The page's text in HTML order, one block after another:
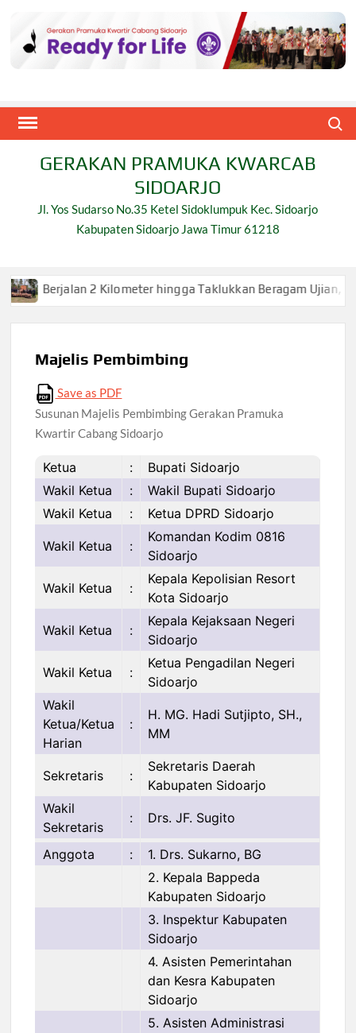
content
GERAKAN PRAMUKA KWARCAB
SIDOARJO
Jl. Yos Sudarso No.35 Ketel Sidoklumpuk Kec. Sidoarjo
Kabupaten Sidoarjo Jawa Timur 61218
2 Kilometer hingga Taklukkan Beragam Ujian, Inilah
Majelis Pembimbing
Save as PDF
Susunan Majelis Pembimbing Gerakan Pramuka
Kwartir Cabang Sidoarjo
Ketua :
Bupati Sidoarjo
Wakil Ketua
:
Wakil Bupati Sidoarjo
Wakil Ketua
: Ketua DPRD Sidoarjo
Wakil Ketua :
Komandan Kodim 0816
Sidoarjo
Wakil Ketua :
Kepala Kepolisian Resort
Kota Sidoarjo
Wakil Ketua :
Kepala Kejaksaan Negeri
Sidoarjo
Wakil Ketua :
Ketua Pengadilan Negeri
Sidoarjo
Wakil
Ketua/Ketua
Harian
:
H. MG. Hadi Sutjipto, SH.,
MM
Sekretaris :
Sekretaris Daerah
Kabupaten Sidoarjo
Wakil
Sekretaris
: Drs. JF. Sugito
Anggota :
1. Drs. Sukarno, BG
2. Kepala Bappeda
Kabupaten Sidoarjo
3. Inspektur Kabupaten
Sidoarjo
4. Asisten Pemerintahan
dan Kesra Kabupaten
Sidoarjo
5. Asisten Administrasi